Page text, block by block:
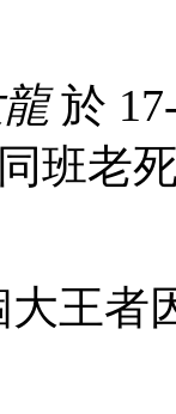
於
班老
王者